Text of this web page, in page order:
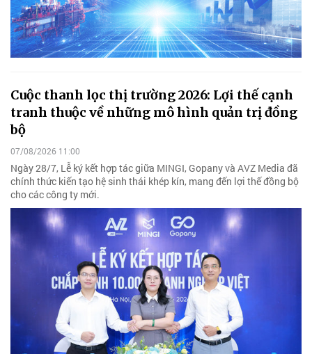
Cuộc thanh lọc thị trường 2026: Lợi thế cạnh
tranh thuộc về những mô hình quản trị đồng
bộ
07/08/2026 11:00
Ngày 28/7, Lễ ký kết hợp tác giữa MINGI, Gopany và AVZ Media đã
chính thức kiến tạo hệ sinh thái khép kín, mang đến lợi thế đồng bộ
cho các công ty mới.